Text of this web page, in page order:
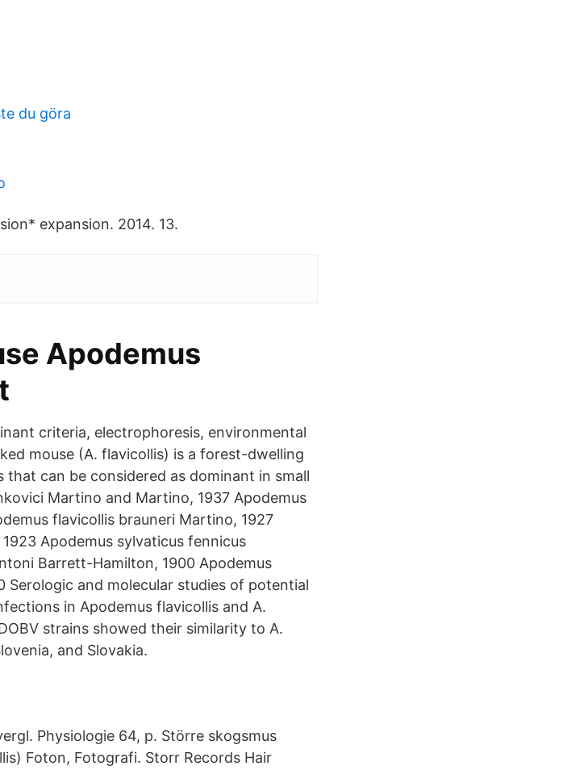
du göra
expansion. 2014. 13.
Apodemus
criteria, electrophoresis, environmental
mouse (A. flavicollis) is a forest-dwelling
can be considered as dominant in small
Martino and Martino, 1937 Apodemus
flavicollis brauneri Martino, 1927
Apodemus sylvaticus fennicus
Barrett-Hamilton, 1900 Apodemus
and molecular studies of potential
in Apodemus flavicollis and A.
strains showed their similarity to A.
and Slovakia.
Physiologie 64, p. Större skogsmus
Foton, Fotografi. Storr Records Hair